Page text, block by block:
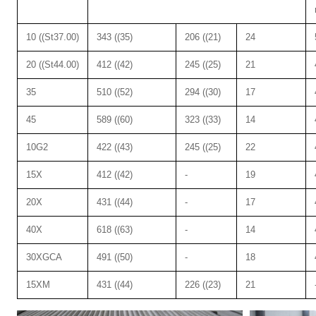
10 ((St37.00) 343 ((35) 206 ((21) 24
20 ((St44.00) 412 ((42) 245 ((25) 21
35 510 ((52) 294 ((30) 17
45 589 ((60) 323 ((33) 14
10G2 422 ((43) 245 ((25) 22
15X 412 ((42) - 19
20X 431 ((44) - 17
40X 618 ((63) - 14
30XGCA 491 ((50) - 18
15XM 431 ((44) 226 ((23) 21